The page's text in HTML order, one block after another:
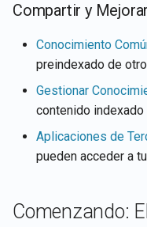
Compartir y
Conocimiento
preindexado de
Gestionar
contenido indexado
Aplicaciones de
pueden acceder a
Comenzando: